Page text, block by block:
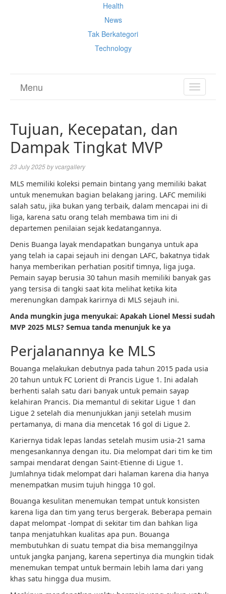
Health
News
Tak Berkategori
Technology
TOGGLE
Menu
Tujuan, Kecepatan, dan
Dampak Tingkat MVP
23 July 2025by vcargallery
MLS memiliki koleksi pemain bintang yang memiliki bakat
untuk menemukan bagian belakang jaring. LAFC memiliki
salah satu, jika bukan yang terbaik, dalam mencapai ini di
liga, karena satu orang telah membawa tim ini di
departemen penilaian sejak kedatangannya.
Denis Buanga layak mendapatkan bunganya untuk apa
yang telah ia capai sejauh ini dengan LAFC, bakatnya tidak
hanya memberikan perhatian positif timnya, liga juga.
Pemain sayap berusia 30 tahun masih memiliki banyak gas
yang tersisa di tangki saat kita melihat ketika kita
merenungkan dampak karirnya di MLS sejauh ini.
Anda mungkin juga menyukai: Apakah Lionel Messi sudah
MVP 2025 MLS? Semua tanda menunjuk ke ya
Perjalanannya ke MLS
Bouanga melakukan debutnya pada tahun 2015 pada usia
20 tahun untuk FC Lorient di Prancis Ligue 1. Ini adalah
berhenti salah satu dari banyak untuk pemain sayap
kelahiran Prancis. Dia memantul di sekitar Ligue 1 dan
Ligue 2 setelah dia menunjukkan janji setelah musim
pertamanya, di mana dia mencetak 16 gol di Ligue 2.
Kariernya tidak lepas landas setelah musim usia-21 sama
mengesankannya dengan itu. Dia melompat dari tim ke tim
sampai mendarat dengan Saint-Etienne di Ligue 1.
Jumlahnya tidak melompat dari halaman karena dia hanya
menempatkan musim tujuh hingga 10 gol.
Bouanga kesulitan menemukan tempat untuk konsisten
karena liga dan tim yang terus bergerak. Beberapa pemain
dapat melompat -lompat di sekitar tim dan bahkan liga
tanpa menjatuhkan kualitas apa pun. Bouanga
membutuhkan di suatu tempat dia bisa memanggilnya
untuk jangka panjang, karena sepertinya dia mungkin tidak
menemukan tempat untuk bermain lebih lama dari yang
khas satu hingga dua musim.